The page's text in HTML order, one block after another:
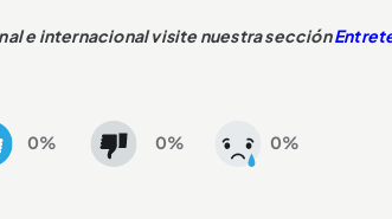
e internacional visite nuestra sección
0% 0% 0%